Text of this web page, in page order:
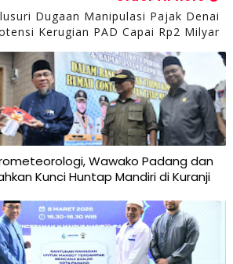
Dugaan Manipulasi Pajak Denai
Kerugian PAD Capai Rp2 Milyar
Wawako Padang dan
Kunci Huntap Mandiri di Kuranji